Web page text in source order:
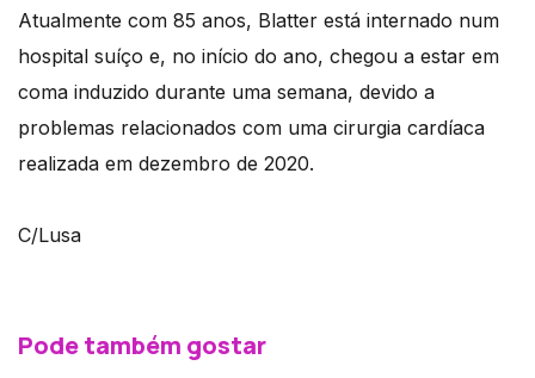
Atualmente com 85 anos, Blatter está internado num
hospital suíço e, no início do ano, chegou a estar em
coma induzido durante uma semana, devido a
problemas relacionados com uma cirurgia cardíaca
realizada em dezembro de 2020.
C/Lusa
Pode também gostar